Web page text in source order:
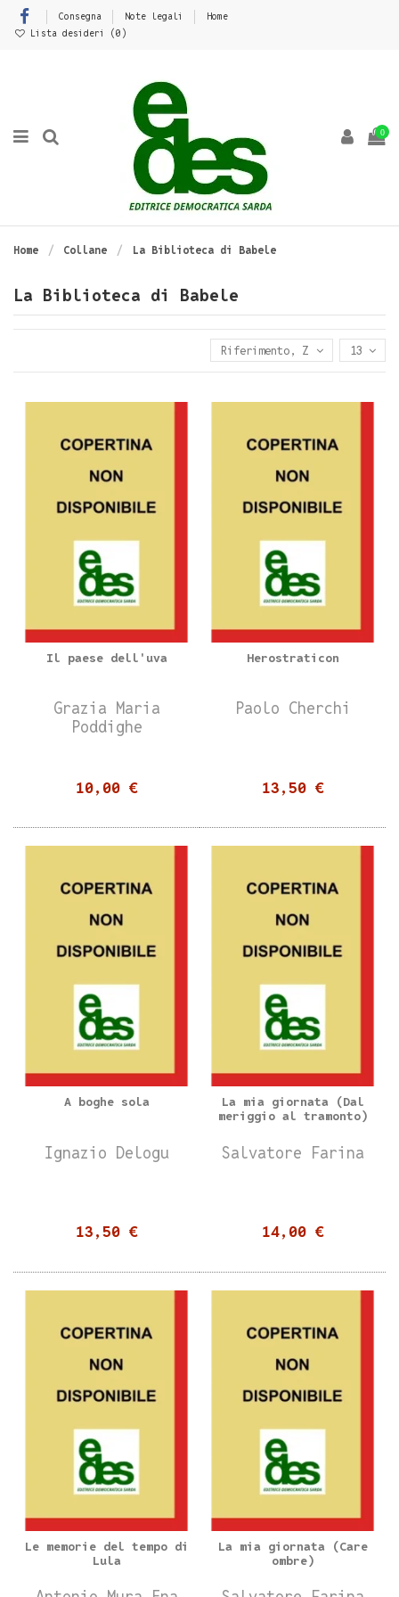
Consegna Note legali
Home
Lista desideri (0 )
0
Home Collane La Biblioteca di Babele
La Biblioteca di Babele
Riferimento, Z - A 13
Il paese dell'uva
Grazia Maria
Poddighe
10,00 €
Herostraticon
Paolo Cherchi
13,50 €
A boghe sola
Ignazio Delogu
13,50 €
La mia giornata (Dal
meriggio al tramonto)
Salvatore Farina
14,00 €
Le memorie del tempo di
Lula
La mia giornata (Care
ombre)